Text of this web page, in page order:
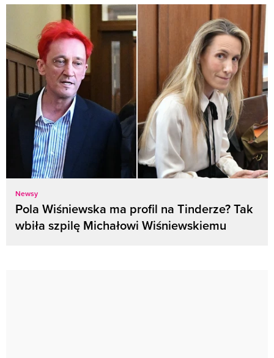
Newsy
Pola Wiśniewska ma profil na Tinderze? Tak
wbiła szpilę Michałowi Wiśniewskiemu